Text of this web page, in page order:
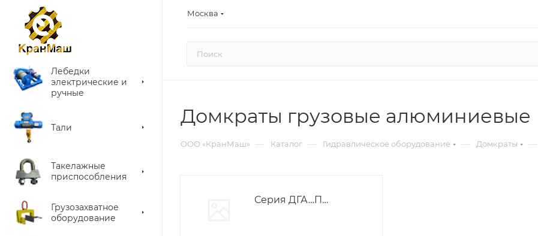
Москва
Лебедки
электрические и
ручные
Тали
Такелажные
приспособления
Грузозахватное
оборудование
Домкраты грузовые алюминиевые
ООО «КранМаш» — Каталог — Гидравлическое оборудование — Домкраты —
Серия ДГА…П…